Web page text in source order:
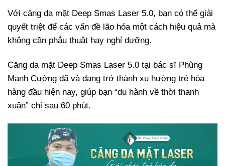
Với căng da mặt Deep Smas Laser 5.0, bạn có thể giải
quyết triệt để các vấn đề lão hóa một cách hiệu quả mà
không cần phẫu thuật hay nghỉ dưỡng.
Căng da mặt Deep Smas Laser 5.0 tại bác sĩ Phùng
Mạnh Cường đã và đang trở thành xu hướng trẻ hóa
hàng đầu hiện nay, giúp bạn “du hành về thời thanh
xuân” chỉ sau 60 phút.